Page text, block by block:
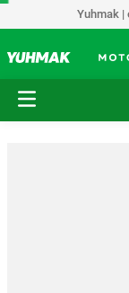
Yuhmak |